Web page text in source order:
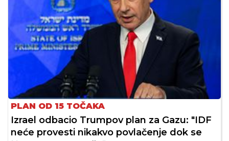
PLAN OD 15 TOČAKA
Izrael odbacio Trumpov plan za Gazu: "IDF
neće provesti nikakvo povlačenje dok se